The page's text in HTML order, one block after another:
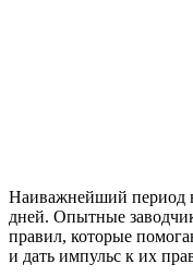
Наиважнейший период
дней. Опытные
правил, которые
и дать импульс к их